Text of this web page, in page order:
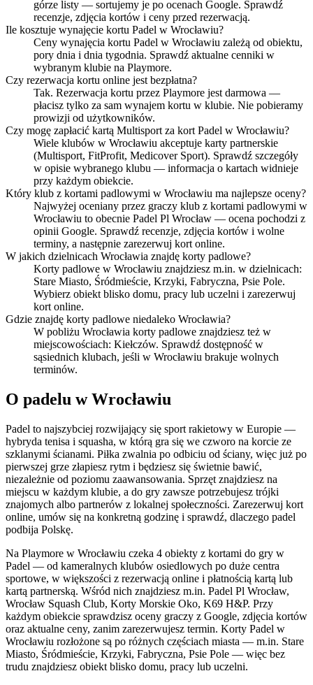
górze listy — sortujemy je po ocenach Google. Sprawdź
recenzje, zdjęcia kortów i ceny przed rezerwacją.
Ile kosztuje wynajęcie kortu Padel w Wrocławiu?
Ceny wynajęcia kortu Padel w Wrocławiu zależą od obiektu,
pory dnia i dnia tygodnia. Sprawdź aktualne cenniki w
wybranym klubie na Playmore.
Czy rezerwacja kortu online jest bezpłatna?
Tak. Rezerwacja kortu przez Playmore jest darmowa —
płacisz tylko za sam wynajem kortu w klubie. Nie pobieramy
prowizji od użytkowników.
Czy mogę zapłacić kartą Multisport za kort Padel w Wrocławiu?
Wiele klubów w Wrocławiu akceptuje karty partnerskie
(Multisport, FitProfit, Medicover Sport). Sprawdź szczegóły
w opisie wybranego klubu — informacja o kartach widnieje
przy każdym obiekcie.
Który klub z kortami padlowymi w Wrocławiu ma najlepsze oceny?
Najwyżej oceniany przez graczy klub z kortami padlowymi w
Wrocławiu to obecnie Padel Pl Wrocław — ocena pochodzi z
opinii Google. Sprawdź recenzje, zdjęcia kortów i wolne
terminy, a następnie zarezerwuj kort online.
W jakich dzielnicach Wrocławia znajdę korty padlowe?
Korty padlowe w Wrocławiu znajdziesz m.in. w dzielnicach:
Stare Miasto, Śródmieście, Krzyki, Fabryczna, Psie Pole.
Wybierz obiekt blisko domu, pracy lub uczelni i zarezerwuj
kort online.
Gdzie znajdę korty padlowe niedaleko Wrocławia?
W pobliżu Wrocławia korty padlowe znajdziesz też w
miejscowościach: Kiełczów. Sprawdź dostępność w
sąsiednich klubach, jeśli w Wrocławiu brakuje wolnych
terminów.
O padelu w Wrocławiu
Padel to najszybciej rozwijający się sport rakietowy w Europie —
hybryda tenisa i squasha, w którą gra się we czworo na korcie ze
szklanymi ścianami. Piłka zwalnia po odbiciu od ściany, więc już po
pierwszej grze złapiesz rytm i będziesz się świetnie bawić,
niezależnie od poziomu zaawansowania. Sprzęt znajdziesz na
miejscu w każdym klubie, a do gry zawsze potrzebujesz trójki
znajomych albo partnerów z lokalnej społeczności. Zarezerwuj kort
online, umów się na konkretną godzinę i sprawdź, dlaczego padel
podbija Polskę.
Na Playmore w Wrocławiu czeka 4 obiekty z kortami do gry w
Padel — od kameralnych klubów osiedlowych po duże centra
sportowe, w większości z rezerwacją online i płatnością kartą lub
kartą partnerską. Wśród nich znajdziesz m.in. Padel Pl Wrocław,
Wrocław Squash Club, Korty Morskie Oko, K69 H&P. Przy
każdym obiekcie sprawdzisz oceny graczy z Google, zdjęcia kortów
oraz aktualne ceny, zanim zarezerwujesz termin. Korty Padel w
Wrocławiu rozłożone są po różnych częściach miasta — m.in. Stare
Miasto, Śródmieście, Krzyki, Fabryczna, Psie Pole — więc bez
trudu znajdziesz obiekt blisko domu, pracy lub uczelni.